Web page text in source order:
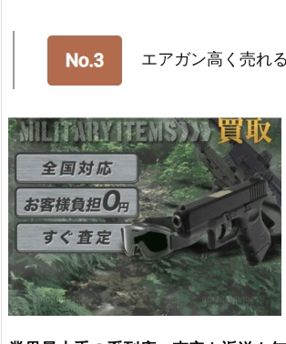
エアガン高く売れ